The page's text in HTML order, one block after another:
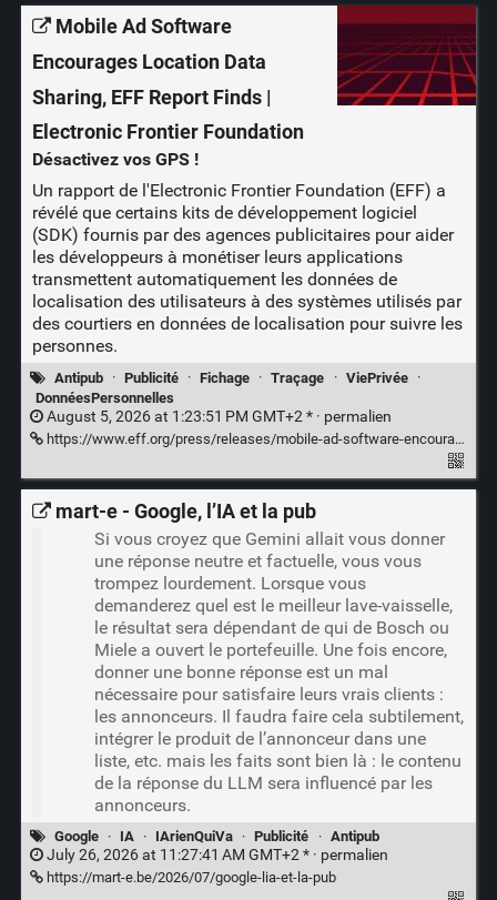
Mobile Ad Software
Encourages Location Data
Sharing, EFF Report Finds |
Electronic Frontier Foundation
Désactivez vos GPS !
Un rapport de l'Electronic Frontier Foundation (EFF) a
révélé que certains kits de développement logiciel
(SDK) fournis par des agences publicitaires pour aider
les développeurs à monétiser leurs applications
transmettent automatiquement les données de
localisation des utilisateurs à des systèmes utilisés par
des courtiers en données de localisation pour suivre les
personnes.
Antipub · Publicité · Fichage · Traçage · ViePrivée
·
DonnéesPersonnelles
August 5, 2026 at 1:23:51 PM GMT+2 * · permalien
https://www.eff.org/press/releases/mobile-ad-software-encourages-location-data-sharing-eff-report-finds
mart-e - Google, l’IA et la pub
Si vous croyez que Gemini allait vous donner
une réponse neutre et factuelle, vous vous
trompez lourdement. Lorsque vous
demanderez quel est le meilleur lave-vaisselle,
le résultat sera dépendant de qui de Bosch ou
Miele a ouvert le portefeuille. Une fois encore,
donner une bonne réponse est un mal
nécessaire pour satisfaire leurs vrais clients :
les annonceurs. Il faudra faire cela subtilement,
intégrer le produit de l’annonceur dans une
liste, etc. mais les faits sont bien là : le contenu
de la réponse du LLM sera influencé par les
annonceurs.
Google · IA · IArienQuiVa · Publicité · Antipub
July 26, 2026 at 11:27:41 AM GMT+2 * · permalien
https://mart-e.be/2026/07/google-lia-et-la-pub